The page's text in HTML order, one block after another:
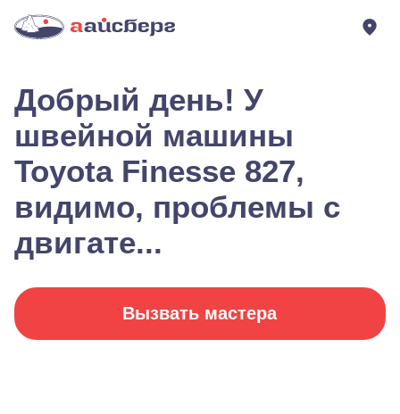
Добрый день! У
швейной машины
Toyota Finesse 827,
видимо, проблемы с
двигате...
Вызвать мастера